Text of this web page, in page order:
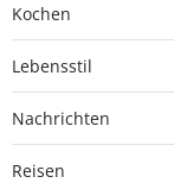
Kochen
Lebensstil
Nachrichten
Reisen